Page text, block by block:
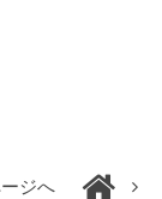
ージへ